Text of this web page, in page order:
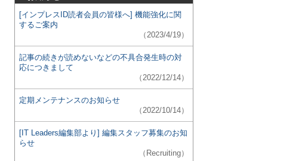
[インプレスID読者会員の皆様へ] 機能強化に関
するご案内
（2023/4/19）
記事の続きが読めないなどの不具合発生時の対
応につきまして
（2022/12/14）
定期メンテナンスのお知らせ
（2022/10/14）
[IT Leaders編集部より] 編集スタッフ募集のお知
らせ
（Recruiting）